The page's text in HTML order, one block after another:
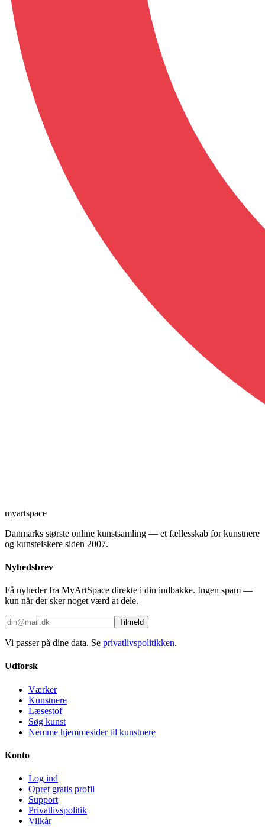
myartspace
Danmarks største online kunstsamling — et fællesskab for kunstnere
og kunstelskere siden 2007.
Nyhedsbrev
Få nyheder fra MyArtSpace direkte i din indbakke. Ingen spam —
kun når der sker noget værd at dele.
Tilmeld
Vi passer på dine data. Se privatlivspolitikken.
Udforsk
Værker
Kunstnere
Læsestof
Søg kunst
Nemme hjemmesider til kunstnere
Konto
Log ind
Opret gratis profil
Support
Privatlivspolitik
Vilkår